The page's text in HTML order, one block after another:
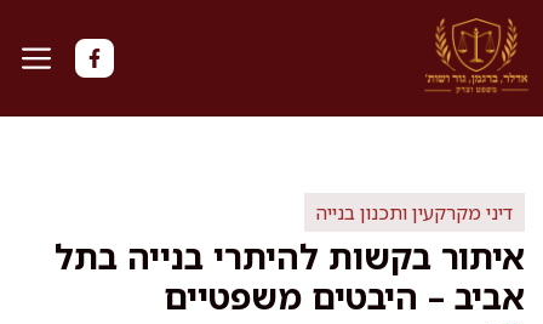
לדלג
לתוכן
דיני מקרקעין ותכנון בנייה
איתור בקשות להיתרי בנייה בתל
אביב – היבטים משפטיים